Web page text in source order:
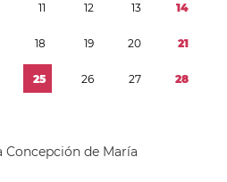
11 12 13 14
18 19 20 21
25 26 27 28
Concepción de María